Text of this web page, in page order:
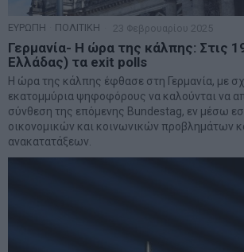
ΕΥΡΩΠΗ ΠΟΛΙΤΙΚΗ 23 Φεβρουαρίου 2025
Γερμανία- Η ώρα της κάλπης: Στις
Ελλάδας) τα exit polls
Η ώρα της κάλπης έφθασε στη Γερμανία, με
εκατομμύρια ψηφοφόρους να καλούνται να
σύνθεση της επόμενης Bundestag, εν μέσω
οικονομικών και κοινωνικών προβλημάτων
ανακατατάξεων.